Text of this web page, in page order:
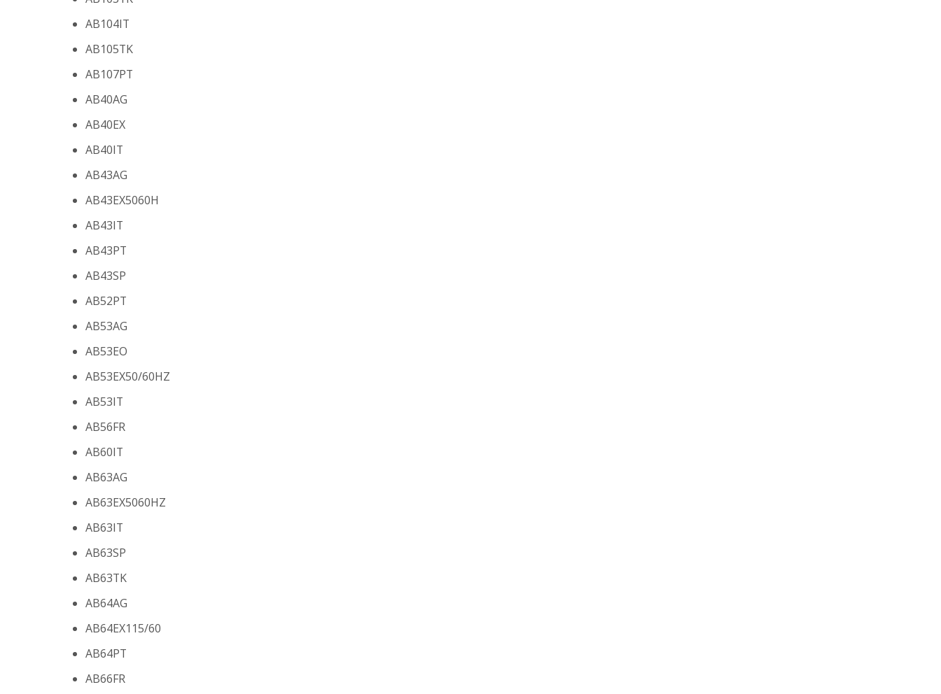
AB104IT
AB105TK
AB107PT
AB40AG
AB40EX
AB40IT
AB43AG
AB43EX5060H
AB43IT
AB43PT
AB43SP
AB52PT
AB53AG
AB53EO
AB53EX50/60HZ
AB53IT
AB56FR
AB60IT
AB63AG
AB63EX5060HZ
AB63IT
AB63SP
AB63TK
AB64AG
AB64EX115/60
AB64PT
AB66FR